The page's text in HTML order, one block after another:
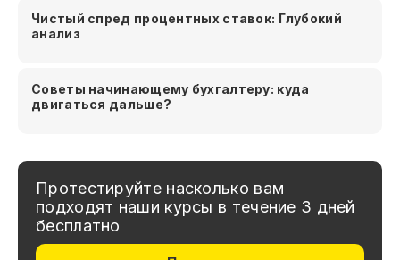
Чистый спред процентных ставок: Глубокий
анализ
Советы начинающему бухгалтеру: куда
двигаться дальше?
Протестируйте насколько вам
подходят наши курсы в течение 3 дней
бесплатно